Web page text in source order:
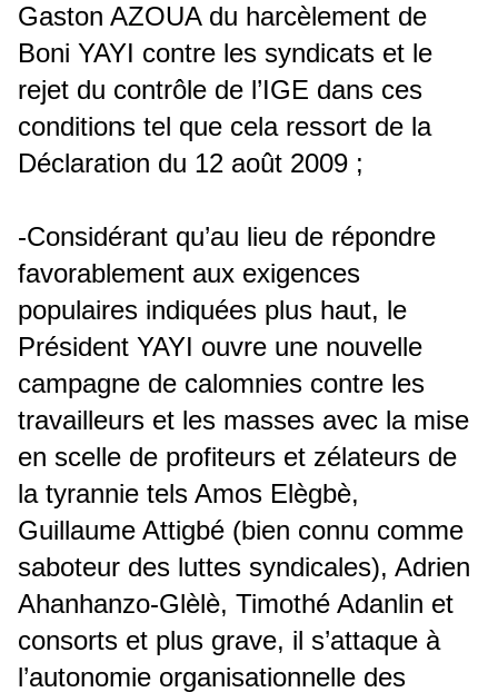
Gaston AZOUA du harcèlement de
Boni YAYI contre les syndicats et le
rejet du contrôle de l’IGE dans ces
conditions tel que cela ressort de la
Déclaration du 12 août 2009 ;
-Considérant qu’au lieu de répondre
favorablement aux exigences
populaires indiquées plus haut, le
Président YAYI ouvre une nouvelle
campagne de calomnies contre les
travailleurs et les masses avec la mise
en scelle de profiteurs et zélateurs de
la tyrannie tels Amos Elègbè,
Guillaume Attigbé (bien connu comme
saboteur des luttes syndicales), Adrien
Ahanhanzo-Glèlè, Timothé Adanlin et
consorts et plus grave, il s’attaque à
l’autonomie organisationnelle des